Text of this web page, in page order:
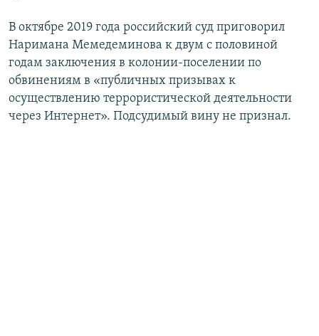
В октябре 2019 года российский суд приговорил
Наримана Мемедеминова к двум с половиной
годам заключения в колонии-поселении по
обвинениям в «публичных призывах к
осуществлению террористической деятельности
через Интернет». Подсудимый вину не признал.